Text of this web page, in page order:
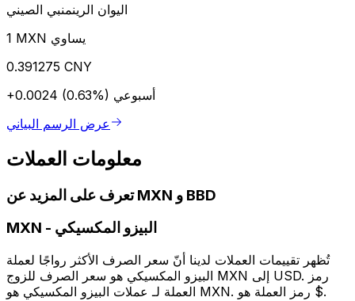
اليوان الرينمنبي الصيني
1 MXN يساوي
0.391275 CNY
+0.0024 (0.63%) أسبوعي
عرض الرسم البياني
معلومات العملات
تعرف على المزيد عن MXN و BBD
MXN - البيزو المكسيكي
تُظهر تقييمات العملات لدينا أنّ سعر الصرف الأكثر رواجًا لعملة
البيزو المكسيكي هو سعر الصرف للزوج MXN إلى USD. رمز
العملة لـ عملات البيزو المكسيكي هو MXN. رمز العملة هو $.